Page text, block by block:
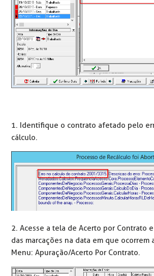
1. Identifique o contrato afetado pelo
cálculo.
2. Acesse a tela de Acerto por Contrato
das marcações na data em que ocorrem
Menu: Apuração/Acerto Por Contrato.